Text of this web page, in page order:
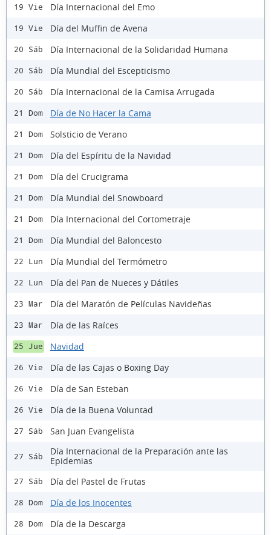
19 Vie Día Internacional del Emo
19 Vie Día del Muffin de Avena
20 Sáb Día Internacional de la Solidaridad Humana
20 Sáb Día Mundial del Escepticismo
20 Sáb Día Internacional de la Camisa Arrugada
21 Dom Día de No Hacer la Cama
21 Dom Solsticio de Verano
21 Dom Día del Espíritu de la Navidad
21 Dom Día del Crucigrama
21 Dom Día Mundial del Snowboard
21 Dom Día Internacional del Cortometraje
21 Dom Día Mundial del Baloncesto
22 Lun Día Mundial del Termómetro
22 Lun Día del Pan de Nueces y Dátiles
23 Mar Día del Maratón de Películas Navideñas
23 Mar Día de las Raíces
25 Jue Navidad
26 Vie Día de las Cajas o Boxing Day
26 Vie Día de San Esteban
26 Vie Día de la Buena Voluntad
27 Sáb San Juan Evangelista
27 Sáb
Día Internacional de la Preparación ante las
Epidemias
27 Sáb Día del Pastel de Frutas
28 Dom Día de los Inocentes
28 Dom Día de la Descarga